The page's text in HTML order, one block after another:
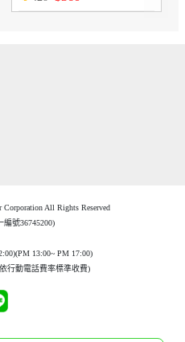
All Rights Reserved
號36745200)
M 13:00~ PM 17:00)
行動電話費率標準收費)